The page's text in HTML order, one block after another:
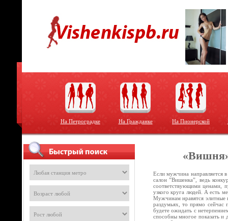
На Петроградке На Гражданке На Пионерской
Если мужчина направляется
салон ”Вишенка”, ведь
соответствующими ценами,
узкого круга людей. А есть
Мужчинам нравятся элитные
раздумьях, то прямо сейчас
будете ожидать с
способны многое показать и